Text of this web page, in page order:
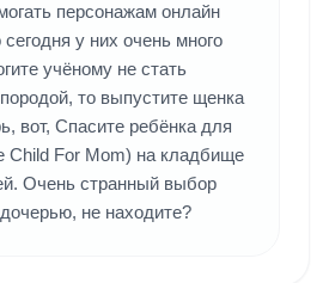
ИГР
персонажам онлайн
у них очень много
учёному не стать
то выпустите щенка
вот, Спасите ребёнка для
Child For Mom) на кладбище
Очень странный выбор
не находите?